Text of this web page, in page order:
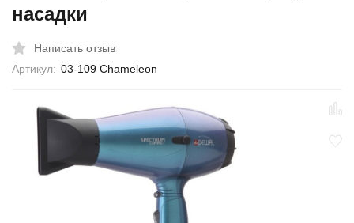
насадки
Написать отзыв
Артикул: 03-109 Chameleon